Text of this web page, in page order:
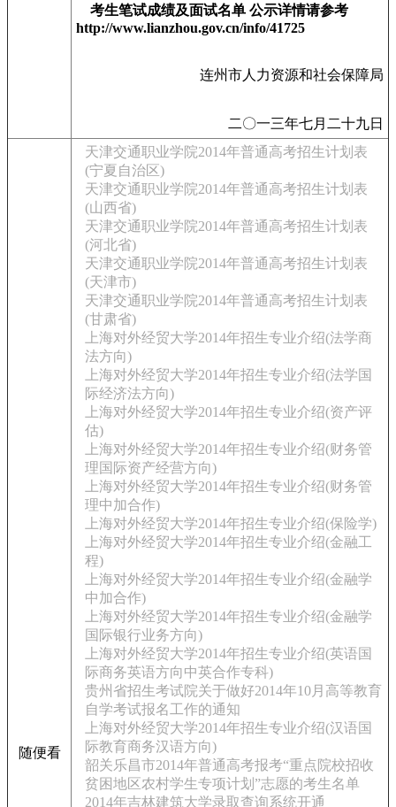
考生笔试成绩及面试名单 公示详情请参考
http://www.lianzhou.gov.cn/info/41725
连州市人力资源和社会保障局
二〇一三年七月二十九日
随便看
天津交通职业学院2014年普通高考招生计划表
(宁夏自治区)
天津交通职业学院2014年普通高考招生计划表
(山西省)
天津交通职业学院2014年普通高考招生计划表
(河北省)
天津交通职业学院2014年普通高考招生计划表
(天津市)
天津交通职业学院2014年普通高考招生计划表
(甘肃省)
上海对外经贸大学2014年招生专业介绍(法学商
法方向)
上海对外经贸大学2014年招生专业介绍(法学国
际经济法方向)
上海对外经贸大学2014年招生专业介绍(资产评
估)
上海对外经贸大学2014年招生专业介绍(财务管
理国际资产经营方向)
上海对外经贸大学2014年招生专业介绍(财务管
理中加合作)
上海对外经贸大学2014年招生专业介绍(保险学)
上海对外经贸大学2014年招生专业介绍(金融工
程)
上海对外经贸大学2014年招生专业介绍(金融学
中加合作)
上海对外经贸大学2014年招生专业介绍(金融学
国际银行业务方向)
上海对外经贸大学2014年招生专业介绍(英语国
际商务英语方向中英合作专科)
贵州省招生考试院关于做好2014年10月高等教育
自学考试报名工作的通知
上海对外经贸大学2014年招生专业介绍(汉语国
际教育商务汉语方向)
韶关乐昌市2014年普通高考报考“重点院校招收
贫困地区农村学生专项计划”志愿的考生名单
2014年吉林建筑大学录取查询系统开通